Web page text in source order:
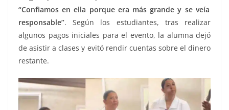
“Confiamos en ella porque era más grande y se veía
responsable”. Según los estudiantes, tras realizar
algunos pagos iniciales para el evento, la alumna dejó
de asistir a clases y evitó rendir cuentas sobre el dinero
restante.